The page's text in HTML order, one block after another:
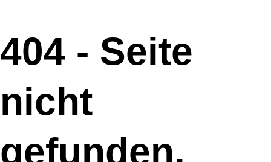
404 - Seite
nicht
gefunden.